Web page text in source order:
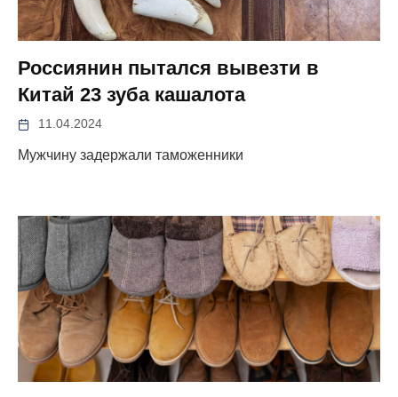
Россиянин пытался вывезти в
Китай 23 зуба кашалота
11.04.2024
Мужчину задержали таможенники